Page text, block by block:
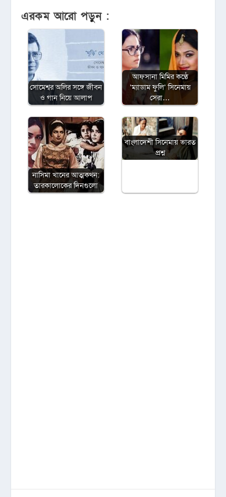
এরকম আরো পড়ুন :
সোমেশ্বর অলির সঙ্গে জীবন
ও গান নিয়ে আলাপ
আফসানা মিমির কণ্ঠে
‘ম্যাডাম ফুলি’ সিনেমায়
সেরা…
নাসিমা খানের আত্মকথন:
তারকালোকের দিনগুলো
বাংলাদেশী সিনেমায় ভারত
প্রশ্ন